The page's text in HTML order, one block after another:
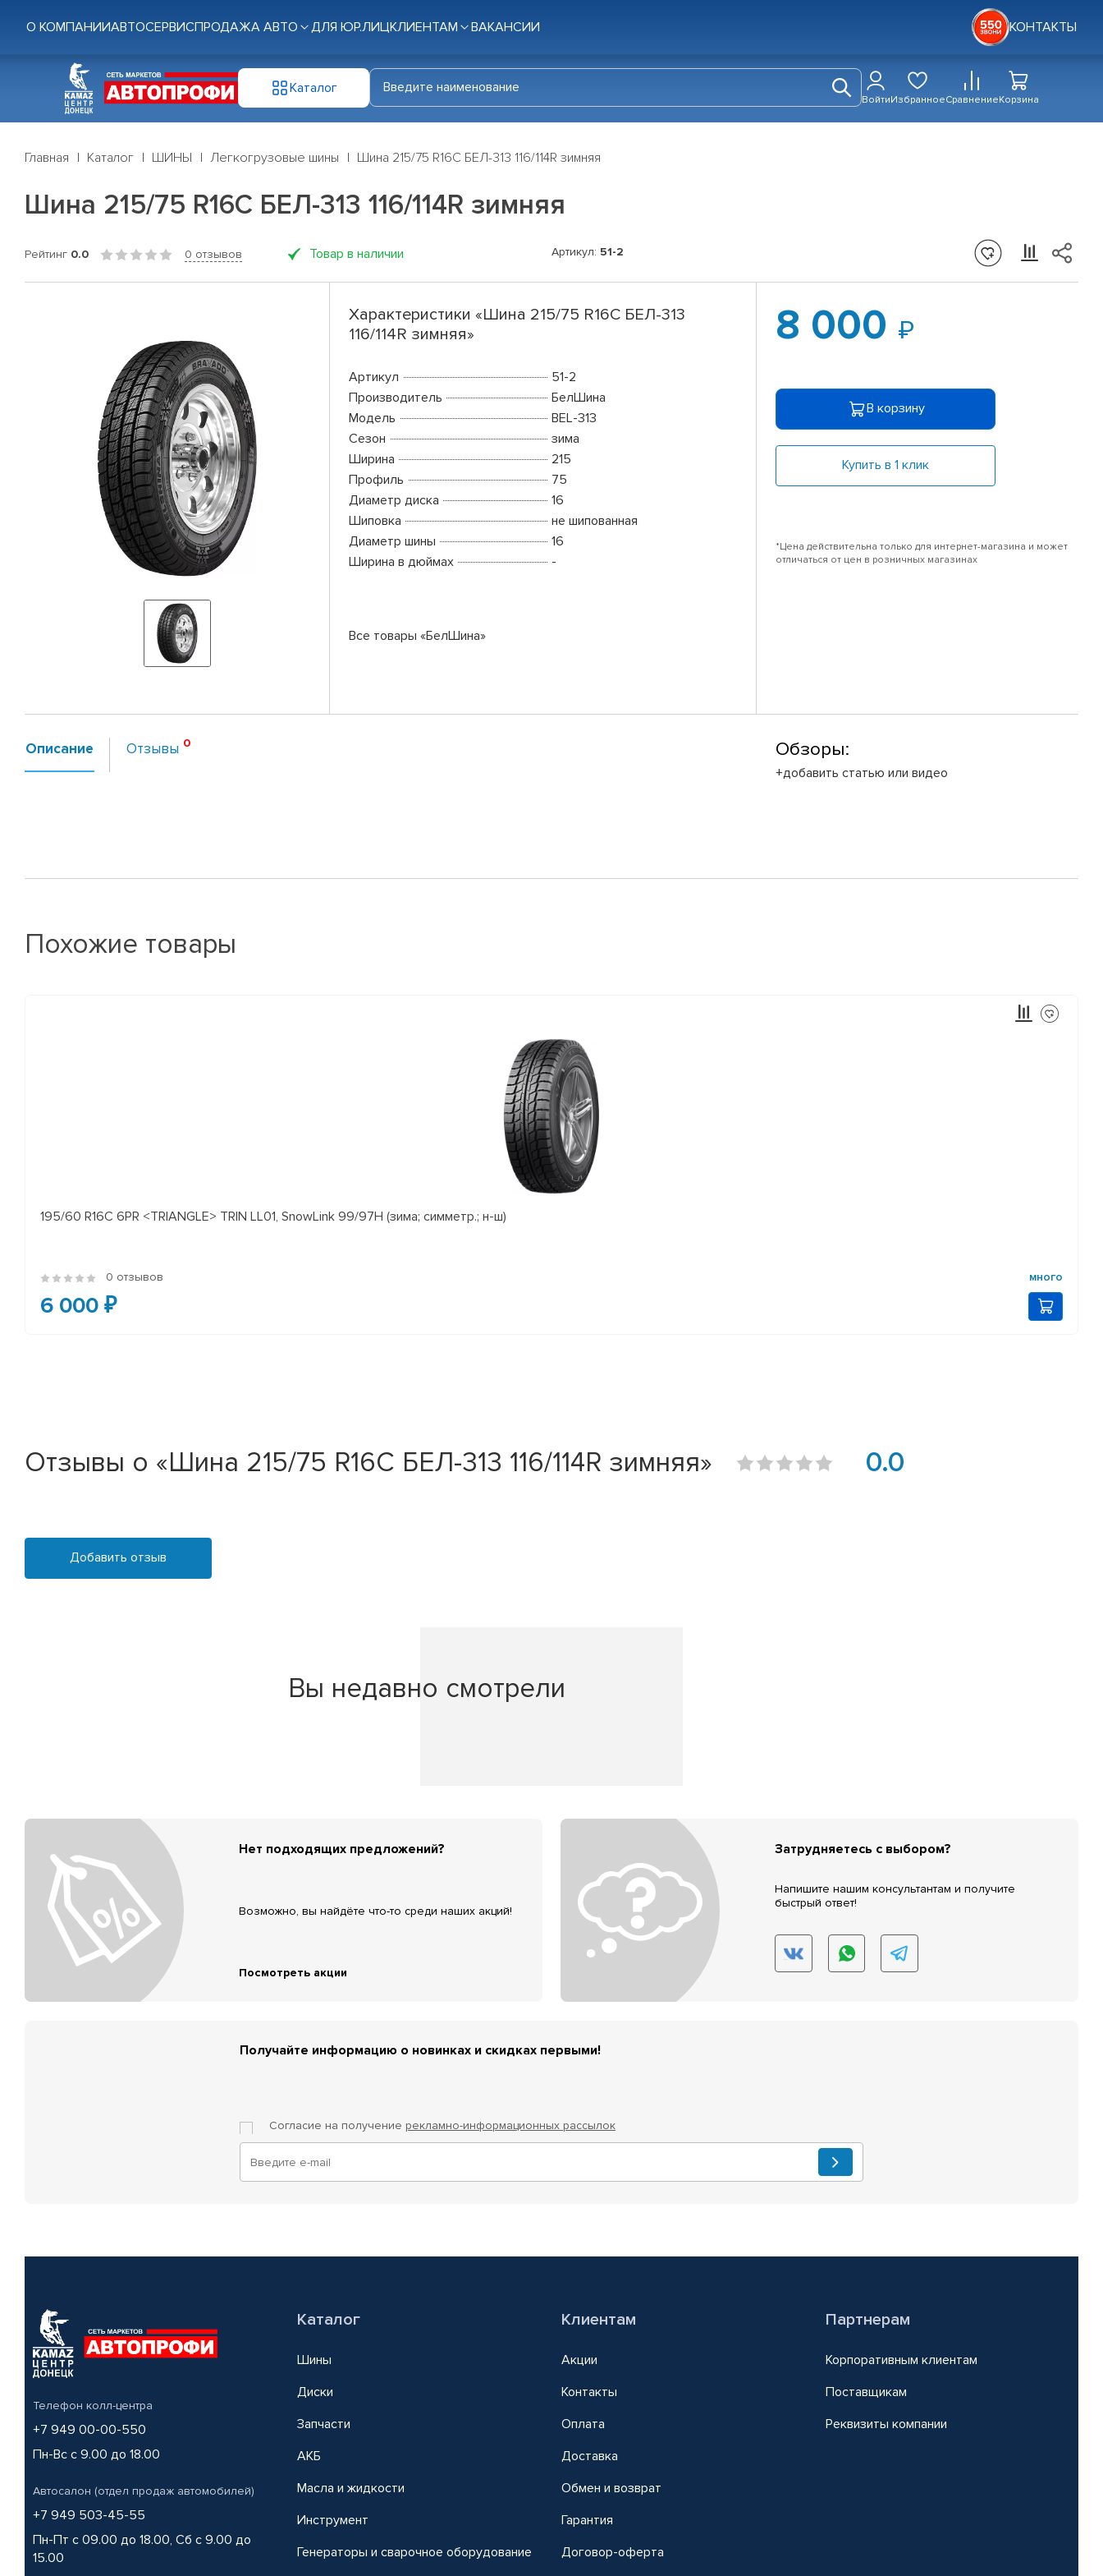
О КОМПАНИИАВТОСЕРВИСПРОДАЖА АВТО ДЛЯ ЮР.ЛИЦКЛИЕНТАМ ВАКАНСИИ КОНТАКТЫ
Каталог
ВойтиИзбранноеСравнениеКорзина
Главная Каталог ШИНЫ Легкогрузовые шины Шина 215/75 R16C БЕЛ-313 116/114R зимняя
Шина 215/75 R16C БЕЛ-313 116/114R зимняя
Рейтинг 0.0 0 отзывов Товар в наличии Артикул: 51-2
Характеристики «Шина 215/75 R16C БЕЛ-313
116/114R зимняя»
Артикул
51-2
Производитель
БелШина
Модель
BEL-313
Сезон
зима
Ширина
215
Профиль
75
Диаметр диска
16
Шиповка
не шипованная
Диаметр шины
16
Ширина в дюймах
-
Все товары «БелШина»
8 000
В корзину
Купить в 1 клик
*Цена действительна только для интернет-магазина и может
отличаться от цен в розничных магазинах
Описание Отзывы Обзоры:
+добавить статью или видео
Похожие товары
195/60 R16C 6PR <TRIANGLE> TRIN LL01, SnowLink 99/97H (зима; симметр.; н-ш)
0 отзывов много
6 000 ₽
Отзывы о «Шина 215/75 R16C БЕЛ-313 116/114R зимняя» 0.0
Добавить отзыв
Вы недавно смотрели
Нет подходящих предложений?
Возможно, вы найдёте что-то среди наших акций!
Посмотреть акции
Затрудняетесь с выбором?
Напишите нашим консультантам и получите
быстрый ответ!
Получайте информацию о новинках и скидках первыми!
Согласие на получение рекламно-информационных рассылок
Телефон колл-центра
+7 949 00-00-550
Пн-Вс с 9.00 до 18.00
Автосалон (отдел продаж автомобилей)
+7 949 503-45-55
Пн-Пт с 09.00 до 18.00, Сб с 9.00 до
15.00
Каталог
Шины
Диски
Запчасти
АКБ
Масла и жидкости
Инструмент
Генераторы и сварочное оборудование
Клиентам
Акции
Контакты
Оплата
Доставка
Обмен и возврат
Гарантия
Договор-оферта
Партнерам
Корпоративным клиентам
Поставщикам
Реквизиты компании